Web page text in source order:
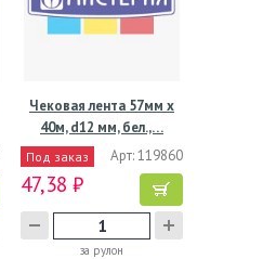
Чековая лента 57мм х
40м, d12 мм, бел.,…
Под заказ Арт: 119860
47,38 ₽
за рулон